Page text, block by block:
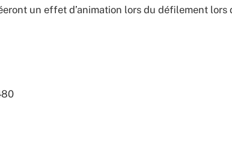
un effet d’animation lors du défilement lors